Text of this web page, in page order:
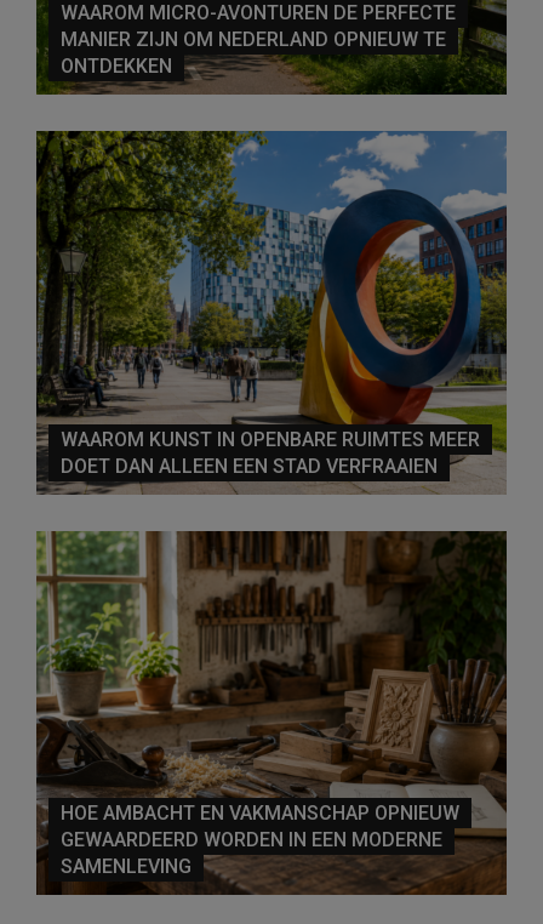
WAAROM MICRO-AVONTUREN DE PERFECTE
MANIER ZIJN OM NEDERLAND OPNIEUW TE
ONTDEKKEN
WAAROM KUNST IN OPENBARE RUIMTES MEER
DOET DAN ALLEEN EEN STAD VERFRAAIEN
HOE AMBACHT EN VAKMANSCHAP OPNIEUW
GEWAARDEERD WORDEN IN EEN MODERNE
SAMENLEVING